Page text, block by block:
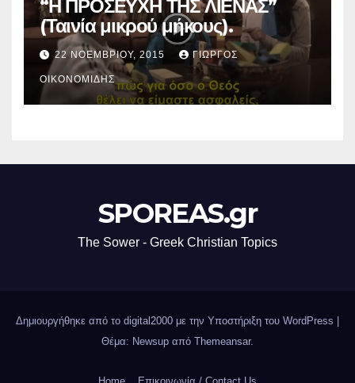
“Η ΠΡΟΣΕΥΧΗ ΤΗΣ ΛΙΕΝΑΣ”
(Ταινία μικρού μήκους).
22 ΝΟΕΜΒΡΊΟΥ, 2015 ΓΙΏΡΓΟΣ
ΟΙΚΟΝΟΜΊΔΗΣ
SPOREAS.gr
The Sower - Greek Christian Topics
Δημιουργήθηκε από το digital2000 με την Υποστήριξη του WordPress
Θέμα: Newsup από Themeansar.